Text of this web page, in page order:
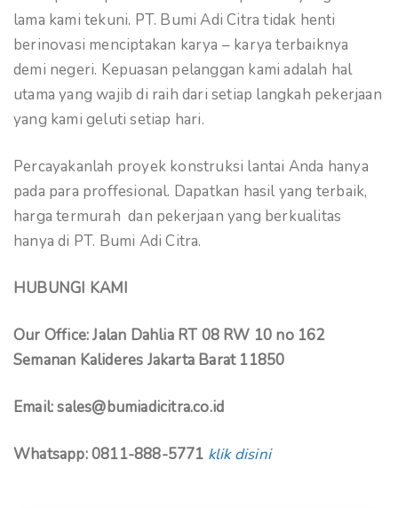
lama kami tekuni. PT. Bumi Adi Citra tidak henti
berinovasi menciptakan karya – karya terbaiknya
demi negeri. Kepuasan pelanggan kami adalah hal
utama yang wajib di raih dari setiap langkah pekerjaan
yang kami geluti setiap hari.
Percayakanlah proyek konstruksi lantai Anda hanya
pada para proffesional. Dapatkan hasil yang terbaik,
harga termurah dan pekerjaan yang berkualitas
hanya di PT. Bumi Adi Citra.
HUBUNGI KAMI
Our Office: Jalan Dahlia RT 08 RW 10 no 162
Semanan Kalideres Jakarta Barat 11850
Email: sales@bumiadicitra.co.id
Whatsapp: 0811-888-5771 klik disini